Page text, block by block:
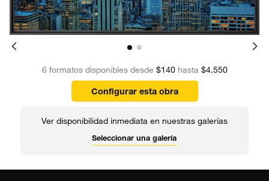
6 formatos disponibles desde $140hasta $4.550
Configurar esta obra
Ver disponibilidad inmediata en nuestras galerías
Seleccionar una galería